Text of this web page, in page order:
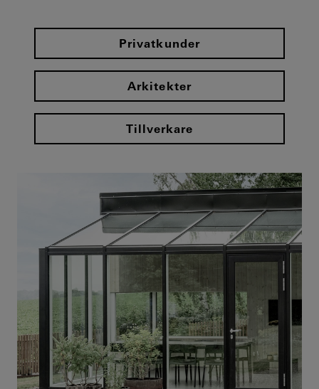
Privatkunder
Arkitekter
Tillverkare